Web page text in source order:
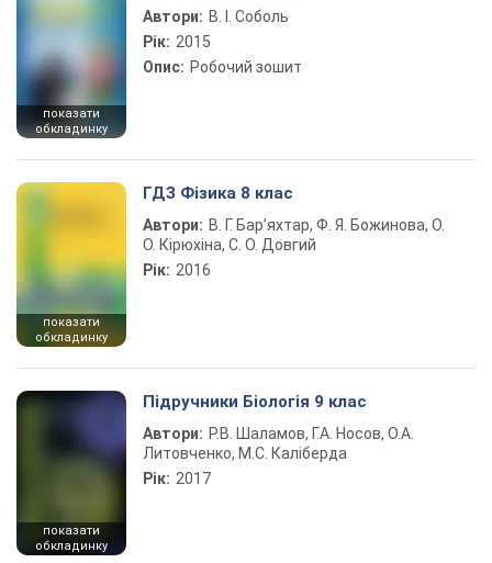
показати
обкладинку
Автори: В. І. Соболь
Рік: 2015
Опис: Робочий зошит
показати
обкладинку
ГДЗ Фізика 8 клас
Автори: В. Г. Бар’яхтар, Ф. Я. Божинова, О.
О. Кірюхіна, С. О. Довгий
Рік: 2016
показати
обкладинку
Підручники Біологія 9 клас
Автори: Р.В. Шаламов, Г.А. Носов, О.А.
Литовченко, М.С. Каліберда
Рік: 2017